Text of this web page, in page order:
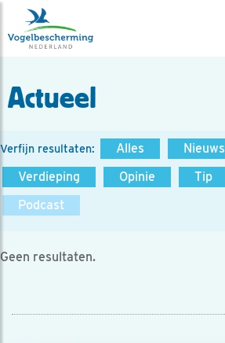
Actueel
Verfijn resultaten: Alles Nieuws
Verdieping
Opinie Tip
Podcast
Geen resultaten.